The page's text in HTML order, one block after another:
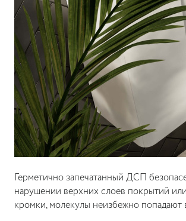
Герметично запечатанный ДСП
нарушении верхних слоев покрытий
кромки, молекулы неизбежно попадают